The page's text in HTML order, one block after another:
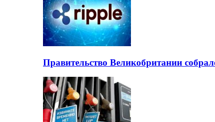
Правительство Великобритании